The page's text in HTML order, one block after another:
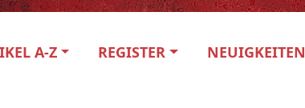
A-Z REGISTER NEUIGKEITEN